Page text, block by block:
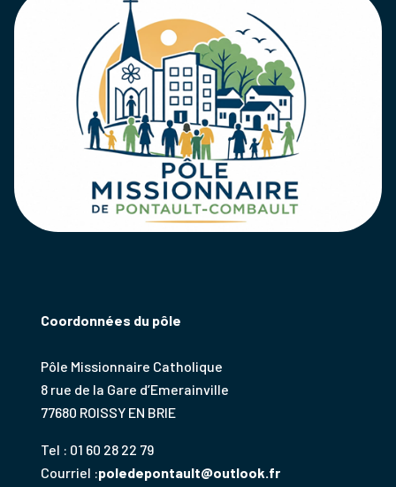
Coordonnées du pôle
Pôle Missionnaire Catholique
8 rue de la Gare d’Emerainville
77680 ROISSY EN BRIE
Tel : 01 60 28 22 79
Courriel :poledepontault@outlook.fr